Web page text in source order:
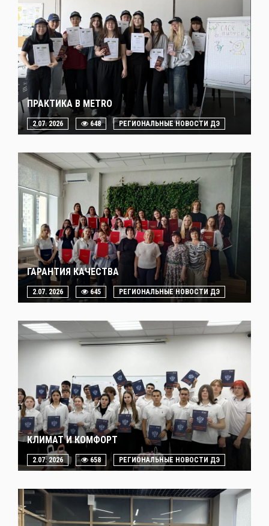
ПРАКТИКА В METRO
2.07. 2026 648 РЕГИОНАЛЬНЫЕ НОВОСТИ ДЭ
ГАРАНТИЯ КАЧЕСТВА
2.07. 2026 645 РЕГИОНАЛЬНЫЕ НОВОСТИ ДЭ
КЛИМАТ И КОМФОРТ
2.07. 2026 658 РЕГИОНАЛЬНЫЕ НОВОСТИ ДЭ